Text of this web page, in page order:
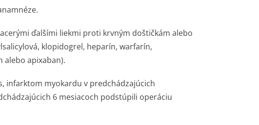
ďalšími liekmi proti krvným doštičkám alebo
klopidogrel, heparín, warfarín,
alebo apixaban).
infarktom myokardu v predchádzajúcich
6 mesiacoch podstúpili operáciu